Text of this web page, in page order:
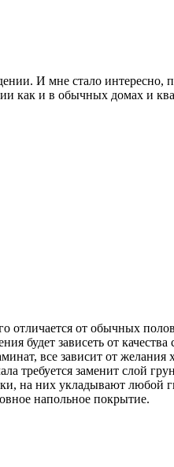
И мне стало интересно,
как и в обычных домах и
отличается от обычных
будет зависеть от качества
все зависит от
требуется заменит слой
на них укладывают любой
напольное покрытие.